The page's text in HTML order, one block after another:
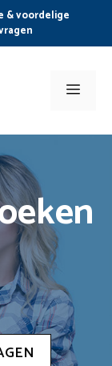
& voordelige
Menu